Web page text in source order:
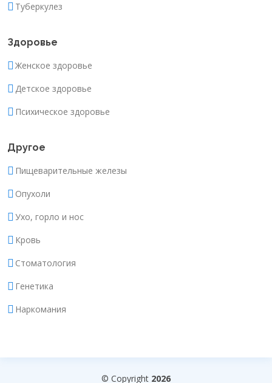
Туберкулез
Здоровье
Женское здоровье
Детское здоровье
Психическое здоровье
Другое
Пищеварительные железы
Опухоли
Ухо, горло и нос
Кровь
Стоматология
Генетика
Наркомания
© Copyright 2026